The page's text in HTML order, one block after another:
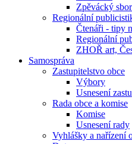
Zpěvácký
Regionální
Čtenáři - tipy
Regionální
ZHOŘ art,
Samospráva
Zastupitelstvo obce
Výbory
Usnesení
Rada obce a komise
Komise
Usnesení rady
Vyhlášky a nařízení